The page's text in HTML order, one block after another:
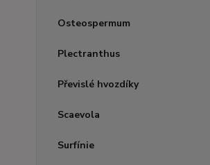
Osteospermum
Plectranthus
Převislé hvozdíky
Scaevola
Surfínie